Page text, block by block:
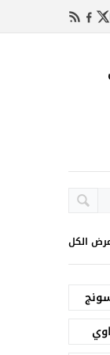
الكل